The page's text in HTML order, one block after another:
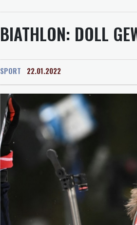
BIATHLON: DOLL
SPORT 22.01.2022